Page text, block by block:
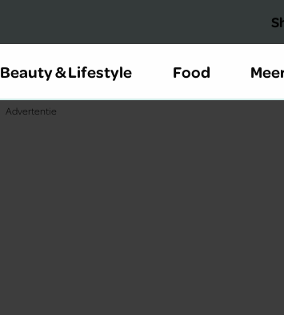
Beauty & Lifestyle Food